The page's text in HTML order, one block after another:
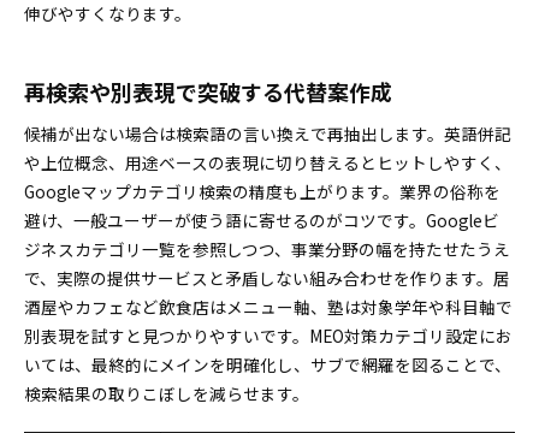
伸びやすくなります。
再検索や別表現で突破する代替案作成
候補が出ない場合は検索語の言い換えで再抽出します。英語併記
や上位概念、用途ベースの表現に切り替えるとヒットしやすく、
Googleマップカテゴリ検索の精度も上がります。業界の俗称を
避け、一般ユーザーが使う語に寄せるのがコツです。Googleビ
ジネスカテゴリ一覧を参照しつつ、事業分野の幅を持たせたうえ
で、実際の提供サービスと矛盾しない組み合わせを作ります。居
酒屋やカフェなど飲食店はメニュー軸、塾は対象学年や科目軸で
別表現を試すと見つかりやすいです。MEO対策カテゴリ設定にお
いては、最終的にメインを明確化し、サブで網羅を図ることで、
検索結果の取りこぼしを減らせます。